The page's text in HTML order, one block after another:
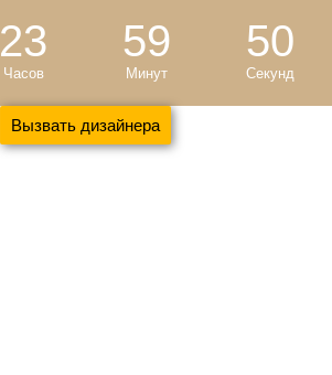
23
Часов
59
Минут
49
Секунд
Вызвать дизайнера